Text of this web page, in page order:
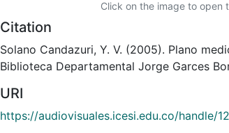
Click on the image to open
Citation
Solano Candazuri, Y. V. (2005). Plano
Biblioteca Departamental Jorge Garces
URI
https://audiovisuales.icesi.edu.co/handle/